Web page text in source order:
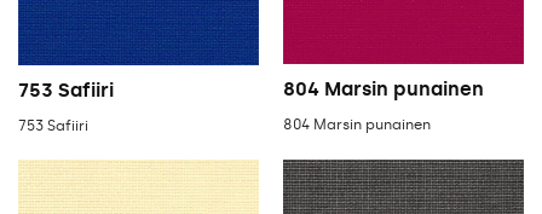
753 Safiiri
753 Safiiri
804 Marsin punainen
804 Marsin punainen